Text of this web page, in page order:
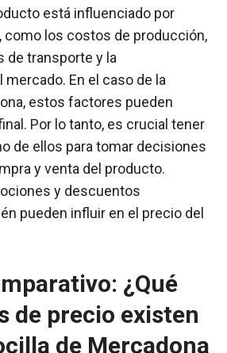
está influenciado por
los costos de producción,
de transporte y la
En el caso de la
estos factores pueden
Por lo tanto, es crucial tener
de ellos para tomar decisiones
y venta del producto.
y descuentos
pueden influir en el precio del
¿Qué
de precio existen
de Mercadona